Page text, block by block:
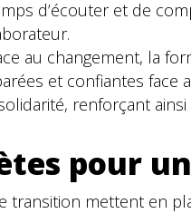
d’écouter et de
au changement, la
et confiantes face
renforçant
pour
transition mettent en